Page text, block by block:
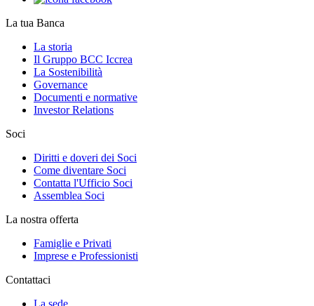
La tua Banca
La storia
Il Gruppo BCC Iccrea
La Sostenibilità
Governance
Documenti e normative
Investor Relations
Soci
Diritti e doveri dei Soci
Come diventare Soci
Contatta l'Ufficio Soci
Assemblea Soci
La nostra offerta
Famiglie e Privati
Imprese e Professionisti
Contattaci
La sede